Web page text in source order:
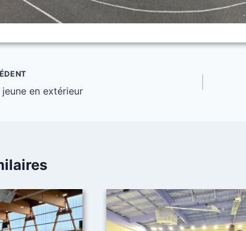
jeune en extérieur